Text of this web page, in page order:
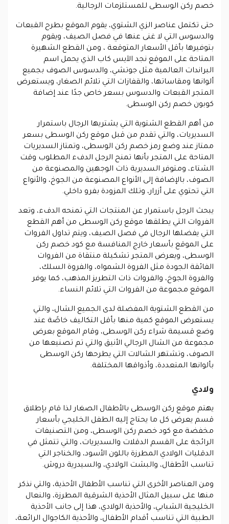
خصم ركن الوسطى للمستلزمات الرجالية.
حتى تكتمل عناصر الزي الشتوي، يقوم الموقع بطرح القبعات
والدسوس التي لا غنى عنها في فصل الصيف، ويقوم
بتوفيرها بأقل الأسعار المتوقعة ، ومن القطع الشهيرة
المتاحة على الموقع نجد الآيس كاب الذي يحمل اسم
البراندات العالمية مثل جوتشي، والدسوس الصوف بجميع
ألوانها ومقاساتها، والقفازات التي تلائم الصغار، ويستعرض
المتجر القبعات والدسوس بسعر خاص جدًا عند إضافة
كوبون خصم ركن الوسطى.
من أهم القطع الشتوية التي يشتريها الرجال باستمرار
السديريات، والتي تقدم من قبل موقع ركن الوسطى بسعر
ممتاز عند وضع رمز خصم ركن الوسطى، وتمتاز السديريات
المتاحة على المتجر بأنها تمنح الرجل الدفء المطلوب وقت
الشتاء، ومتوفر السديرية ذات الوجهين والمصنوعة من
الصوف، بالإضافة إلى الأنواع المصنوعة من الجوخ، والأنواع
التي تحتوي على أزرار، وتلك المزودة بفرو داخلي.
يبحث الرجل باستمرار عن المنتجات التي تمنحه الدفء، وتعد
الفروات التي يطلقها موقع ركن الوسطى من أهم القطع
التي يفضلها الرجال في فصل الصيف، ويتم تداول الفروات
على الموقع بأسعار خارج المنافسة مع كود خصم ركن
الوسطى، ويعرض المتجر تشكيلة منتقاة من الفروات
الفائقة الجودة مثل الفروة الشمواه، والفروة السلك،
والفروة الجوخ، والفروات ذات التطريز المذهب، كما يوفر
الموقع مجموعة من الفروات التي تلائم النساء.
من القطع الشتوية المفضلة لدى الجميع الشال، والتي
يستعرض الموقع كمية منها بأقل التكاليف خاصًة عند
وضع قسيمة شراء ركن الوسطى، وقام الموقع بعرض
مجموعة من الشال الرجالي الأنيق والتي تم تصنيعها من
الصوف، وتشتهر الشالات التي يطرحها ركن الوسطى
بألوانها المتعددة، وأذواقها المختلفة.
ولادي
يهتم موقع ركن الوسطى بالأطفال الصغار لذا قام بإطلاق
قسم يعرض كل ما يحتاج إليه الطفل الخليجي بأسعار
مخفضة مع كود خصم ركن الوسطى، ومن التصنيفات
الرائجة على القسم الدقلات والسديريات، والتي تتمثل في
الدقليات الولادي المطرزة باللون الأسود، والخناجر التي
تناسب الأطفال، والبشت الولادي، والسيدرية دروش.
ومن العناصر الأخرى التي تناسب الأطفال الأحذية، والتي نذكر
منها على سبيل المثال الأحذية الشرقية المطرزة، والنعال
الخليجية الشبابي، والأحذية الولادي، هذا إلى جانب الأحذية
الطبية التي تناسب أقدام الأطفال، والأحذية الكاجوال الرائعة،